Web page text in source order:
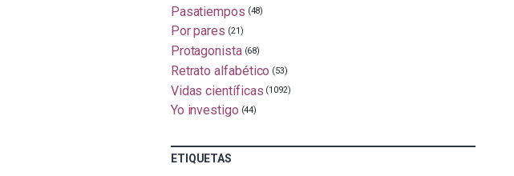
Pasatiempos (48)
Por pares (21)
Protagonista (68)
Retrato alfabético (53)
Vidas científicas (1092)
Yo investigo (44)
ETIQUETAS